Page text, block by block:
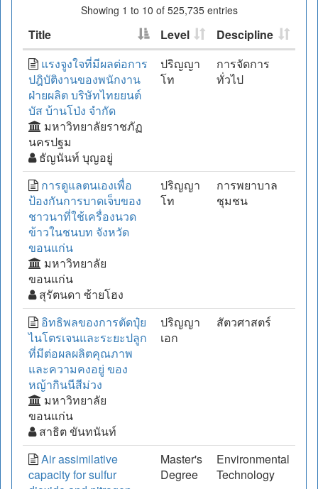
Showing 1 to 10 of 525,735 entries
Title Level
Descipline
แรงจูงใจที่มีผลต่อการ
ปฎิบัติงานของพนักงาน
ฝ่ายผลิต บริษัทไทยยนต์
บัส บ้านโป่ง จำกัด
มหาวิทยาลัยราชภัฏ
นครปฐม
ธัญนันท์ บุญอยู่
ปริญญา
โท
การจัดการ
ทั่วไป
การดูแลตนเองเพื่อ
ป้องกันการบาดเจ็บของ
ชาวนาที่ใช้เครื่องนวด
ข้าวในชนบท จังหวัด
ขอนแก่น
มหาวิทยาลัย
ขอนแก่น
สุรัตนดา ซ้ายโฮง
ปริญญา
โท
การพยาบาล
ชุมชน
อิทธิพลของการตัดปุ๋ย
ไนโตรเจนและระยะปลูก
ที่มีต่อผลผลิตคุณภาพ
และความคงอยู่ ของ
หญ้ากินนีสีม่วง
มหาวิทยาลัย
ขอนแก่น
สาธิต ขันทนันท์
ปริญญา
เอก
สัตวศาสตร์
Air assimilative
capacity for sulfur
Master's
Degree
Environmental
Technology